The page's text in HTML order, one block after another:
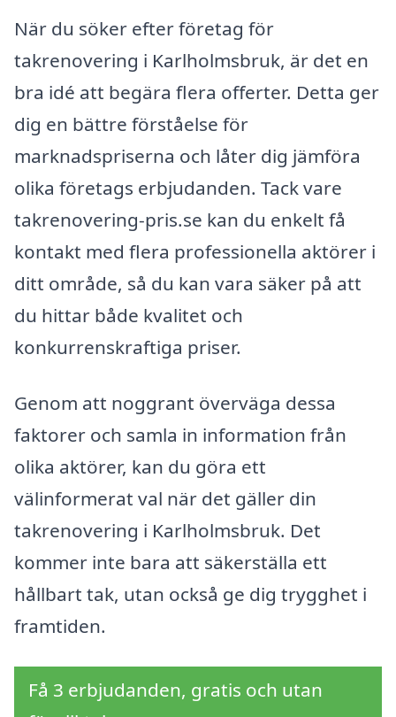
När du söker efter företag för
takrenovering i Karlholmsbruk, är det en
bra idé att begära flera offerter. Detta ger
dig en bättre förståelse för
marknadspriserna och låter dig jämföra
olika företags erbjudanden. Tack vare
takrenovering-pris.se kan du enkelt få
kontakt med flera professionella aktörer i
ditt område, så du kan vara säker på att
du hittar både kvalitet och
konkurrenskraftiga priser.
Genom att noggrant överväga dessa
faktorer och samla in information från
olika aktörer, kan du göra ett
välinformerat val när det gäller din
takrenovering i Karlholmsbruk. Det
kommer inte bara att säkerställa ett
hållbart tak, utan också ge dig trygghet i
framtiden.
Få 3 erbjudanden, gratis och utan